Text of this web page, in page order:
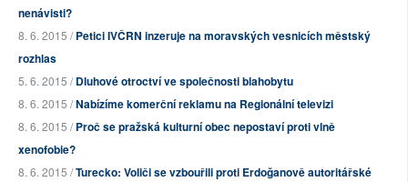
nenávisti?
8. 6. 2015 /Petici IVČRN inzeruje na moravských vesnicích městský
rozhlas
5. 6. 2015 /Dluhové otroctví ve společnosti blahobytu
8. 6. 2015 /Nabízíme komerční reklamu na Regionální televizi
8. 6. 2015 /Proč se pražská kulturní obec nepostaví proti vlně
xenofobie?
8. 6. 2015 /Turecko: Voliči se vzbouřili proti Erdoğanově autoritářské